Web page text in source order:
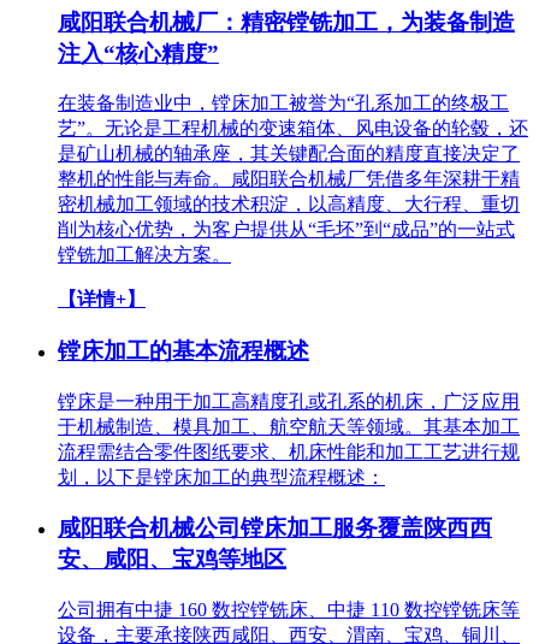
咸阳联合机械厂：精密镗铣加工，为装备制造
注入“核心精度”
在装备制造业中，镗床加工被誉为“孔系加工的终极工
艺”。无论是工程机械的变速箱体、风电设备的轮毂，还
是矿山机械的轴承座，其关键配合面的精度直接决定了
整机的性能与寿命。咸阳联合机械厂凭借多年深耕于精
密机械加工领域的技术积淀，以高精度、大行程、重切
削为核心优势，为客户提供从“毛坯”到“成品”的一站式
镗铣加工解决方案。
【详情+】
镗床加工的基本流程概述
镗床是一种用于加工高精度孔或孔系的机床，广泛应用
于机械制造、模具加工、航空航天等领域。其基本加工
流程需结合零件图纸要求、机床性能和加工工艺进行规
划，以下是镗床加工的典型流程概述：
咸阳联合机械公司镗床加工服务覆盖陕西西
安、咸阳、宝鸡等地区
公司拥有中捷 160 数控镗铣床、中捷 110 数控镗铣床等
设备，主要承接陕西咸阳、西安、渭南、宝鸡、铜川、